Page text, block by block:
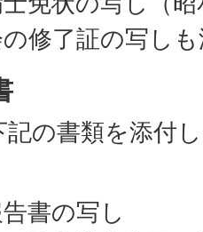
修了証の写し
記の書類を添付
書の写し